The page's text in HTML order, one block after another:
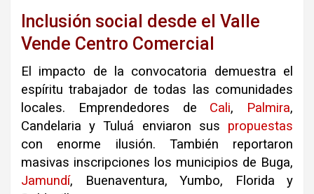
Inclusión social desde el Valle
Vende Centro Comercial
El impacto de la convocatoria demuestra el
espíritu trabajador de todas las comunidades
locales. Emprendedores de Cali, Palmira,
Candelaria y Tuluá enviaron sus propuestas
con enorme ilusión. También reportaron
masivas inscripciones los municipios de Buga,
Jamundí, Buenaventura, Yumbo, Florida y